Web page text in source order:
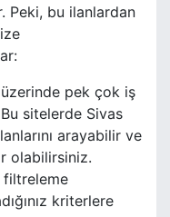
Peki, bu ilanlardan
pek çok iş
sitelerde Sivas
arayabilir ve
olabilirsiniz.
filtreleme
kriterlere